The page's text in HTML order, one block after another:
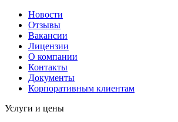
Новости
Отзывы
Вакансии
Лицензии
О компании
Контакты
Документы
Корпоративным клиентам
Услуги и цены